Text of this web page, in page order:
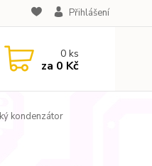
Přihlášení
0ks
za 0 Kč
kondenzátor